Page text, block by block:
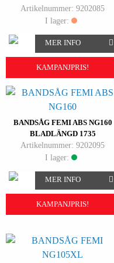
Artikelnummer: 9202085
I lager:
MER INFO
KAMPANJPRIS!
BANDSÅG FEMI ABS NG160
BLADLÄNGD 1735
Artikelnummer: 9202095
I lager:
MER INFO
KAMPANJPRIS!